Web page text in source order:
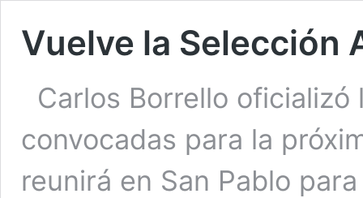
Vuelve la Selección
Carlos Borrello
convocadas para la
reunirá en San Pablo